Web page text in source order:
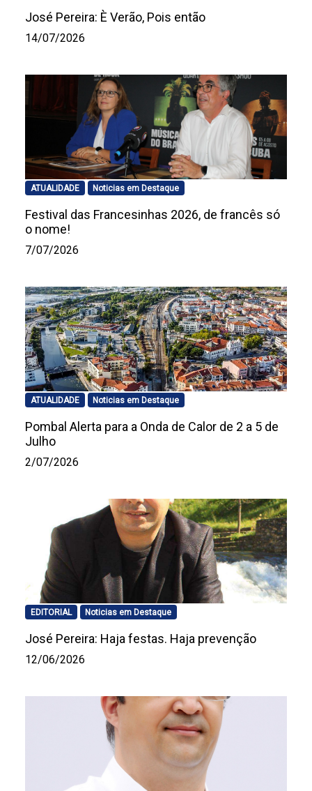
José Pereira: È Verão, Pois então
14/07/2026
ATUALIDADE Noticias em Destaque
Festival das Francesinhas 2026, de francês só
o nome!
7/07/2026
ATUALIDADE Noticias em Destaque
Pombal Alerta para a Onda de Calor de 2 a 5 de
Julho
2/07/2026
EDITORIAL Noticias em Destaque
José Pereira: Haja festas. Haja prevenção
12/06/2026